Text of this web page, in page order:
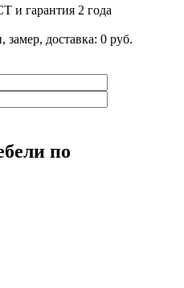
и гарантия 2 года
доставка: 0 руб.
по